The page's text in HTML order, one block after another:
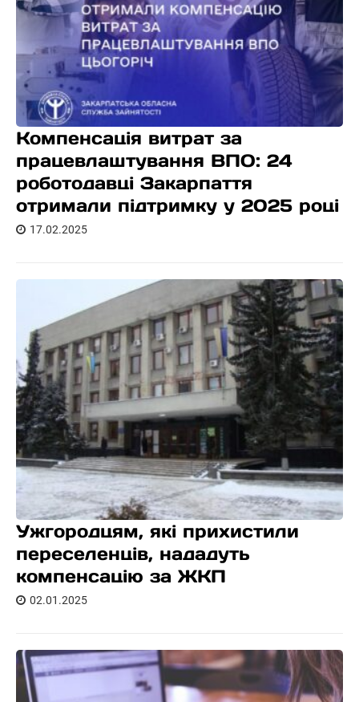
Компенсація витрат за
працевлаштування ВПО: 24
роботодавці Закарпаття
отримали підтримку у 2025 році
17.02.2025
Ужгородцям, які прихистили
переселенців, нададуть
компенсацію за ЖКП
02.01.2025